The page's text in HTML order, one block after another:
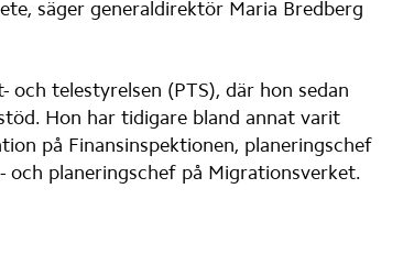
säger generaldirektör Maria Bredberg
telestyrelsen (PTS), där hon sedan
Hon har tidigare bland annat varit
på Finansinspektionen, planeringschef
planeringschef på Migrationsverket.